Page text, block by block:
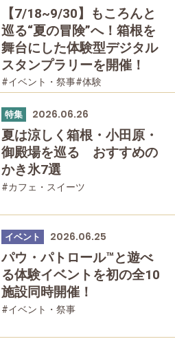
【7/18~9/30】もころんと
巡る“夏の冒険”へ！箱根を
舞台にした体験型デジタル
スタンプラリーを開催！
#イベント・祭事#体験
#箱根フリーパス#家族で
#友人グループで #乗り物
特集 2026.06.26
夏は涼しく箱根・小田原・
御殿場を巡る おすすめの
かき氷7選
#カフェ・スイーツ
イベント 2026.06.25
パウ・パトロール™と遊べ
る体験イベントを初の全10
施設同時開催！
#イベント・祭事